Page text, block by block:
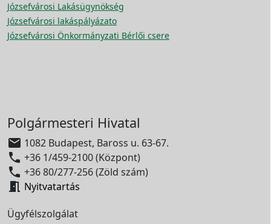
Józsefvárosi Lakásügynökség
Józsefvárosi lakáspályázato
Józsefvárosi Önkormányzati Bérlői csere
Polgármesteri Hivatal
 1082 Budapest, Baross u. 63-67.
 +36 1/459-2100 (Központ)
 +36 80/277-256 (Zöld szám)
 Nyitvatartás
Ügyfélszolgálat